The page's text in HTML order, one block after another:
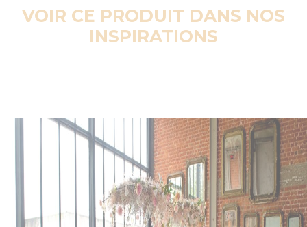
VOIR CE PRODUIT DANS NOS
INSPIRATIONS